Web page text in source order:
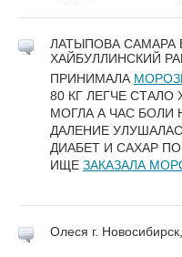
ЛАТЫПОВА САМАРА
ХАЙБУЛЛИНСКИЙ
ПРИНИМАЛА
80 КГ ЛЕГЧЕ
МОГЛА А ЧАС БОЛИ
ДАЛЕНИЕ
ДИАБЕТ И САХАР
ИЩЕ ЗАКАЗАЛА
Олеся г. Новосибирск,